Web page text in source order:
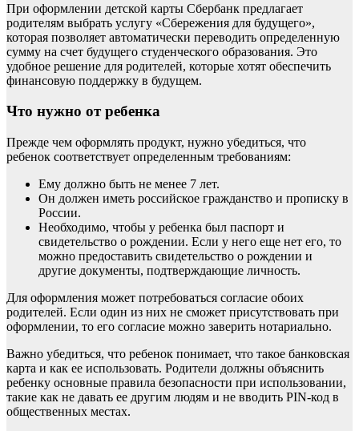
При оформлении детской карты Сбербанк предлагает
родителям выбрать услугу «Сбережения для будущего»,
которая позволяет автоматически переводить определенную
сумму на счет будущего студенческого образования. Это
удобное решение для родителей, которые хотят обеспечить
финансовую поддержку в будущем.
Что нужно от ребенка
Прежде чем оформлять продукт, нужно убедиться, что
ребенок соответствует определенным требованиям:
Ему должно быть не менее 7 лет.
Он должен иметь российское гражданство и прописку в
России.
Необходимо, чтобы у ребенка был паспорт и
свидетельство о рождении. Если у него еще нет его, то
можно предоставить свидетельство о рождении и
другие документы, подтверждающие личность.
Для оформления может потребоваться согласие обоих
родителей. Если один из них не сможет присутствовать при
оформлении, то его согласие можно заверить нотариально.
Важно убедиться, что ребенок понимает, что такое банковская
карта и как ее использовать. Родители должны объяснить
ребенку основные правила безопасности при использовании,
такие как не давать ее другим людям и не вводить PIN-код в
общественных местах.